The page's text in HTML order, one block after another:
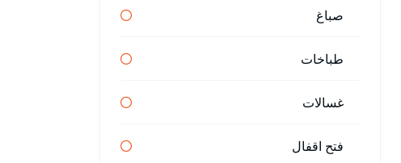
صباغ
طباخات
غسالات
فتح اقفال